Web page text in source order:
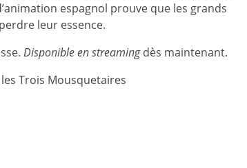
espagnol prouve que les grands
leur essence.
Disponible en streamingdès maintenant.